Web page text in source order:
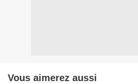
Vous aimerez aussi